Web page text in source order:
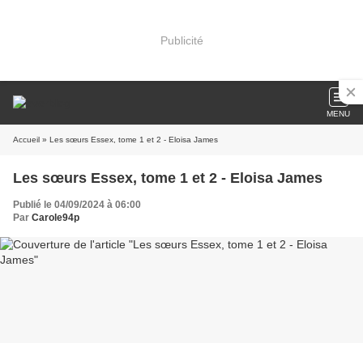
Publicité
MENU
Accueil » Les sœurs Essex, tome 1 et 2 - Eloisa James
Les sœurs Essex, tome 1 et 2 - Eloisa James
Publié le 04/09/2024 à 06:00
Par Carole94p